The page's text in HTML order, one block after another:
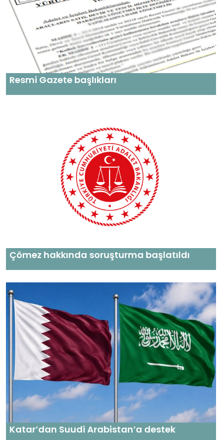
Resmi Gazete başlıkları
Çömez hakkında soruşturma başlatıldı
Katar’dan Suudi Arabistan’a destek